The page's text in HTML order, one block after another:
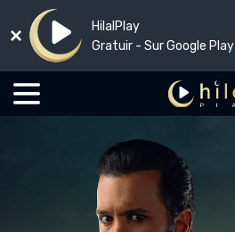
HilalPlay
Gratuir - Sur Google Play